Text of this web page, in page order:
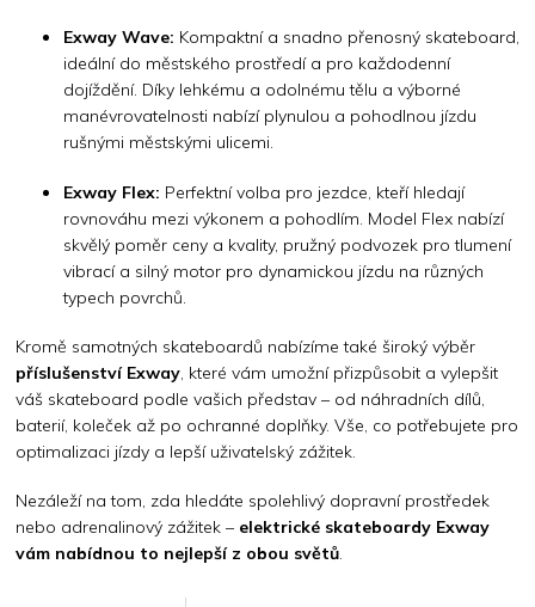
Exway Wave: Kompaktní a snadno přenosný skateboard,
ideální do městského prostředí a pro každodenní
dojíždění. Díky lehkému a odolnému tělu a výborné
manévrovatelnosti nabízí plynulou a pohodlnou jízdu
rušnými městskými ulicemi.
Exway Flex: Perfektní volba pro jezdce, kteří hledají
rovnováhu mezi výkonem a pohodlím. Model Flex nabízí
skvělý poměr ceny a kvality, pružný podvozek pro tlumení
vibrací a silný motor pro dynamickou jízdu na různých
typech povrchů.
Kromě samotných skateboardů nabízíme také široký výběr
příslušenství Exway, které vám umožní přizpůsobit a vylepšit
váš skateboard podle vašich představ – od náhradních dílů,
baterií, koleček až po ochranné doplňky. Vše, co potřebujete pro
optimalizaci jízdy a lepší uživatelský zážitek.
Nezáleží na tom, zda hledáte spolehlivý dopravní prostředek
nebo adrenalinový zážitek – elektrické skateboardy Exway
vám nabídnou to nejlepší z obou světů.